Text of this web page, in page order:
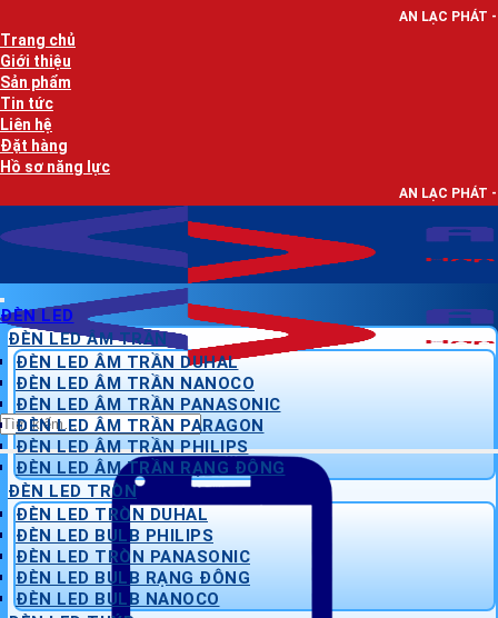
qua
nội
dung
AN LẠC PHÁT - NHÀ PHÂN
Trang chủ
Giới thiệu
Sản phẩm
Tin tức
Liên hệ
Đặt hàng
Hồ sơ năng lực
AN LẠC PHÁT - NHÀ PHÂN
Tìm
kiếm:
ĐÈN LED
ĐÈN LED ÂM TRẦN
ĐÈN LED ÂM TRẦN DUHAL
ĐÈN LED ÂM TRẦN NANOCO
ĐÈN LED ÂM TRẦN PANASONIC
ĐÈN LED ÂM TRẦN PARAGON
ĐÈN LED ÂM TRẦN PHILIPS
ĐÈN LED ÂM TRẦN RẠNG ĐÔNG
ĐÈN LED TRÒN
ĐÈN LED TRÒN DUHAL
ĐÈN LED BULB PHILIPS
ĐÈN LED TRÒN PANASONIC
ĐÈN LED BULB RẠNG ĐÔNG
ĐÈN LED BULB NANOCO